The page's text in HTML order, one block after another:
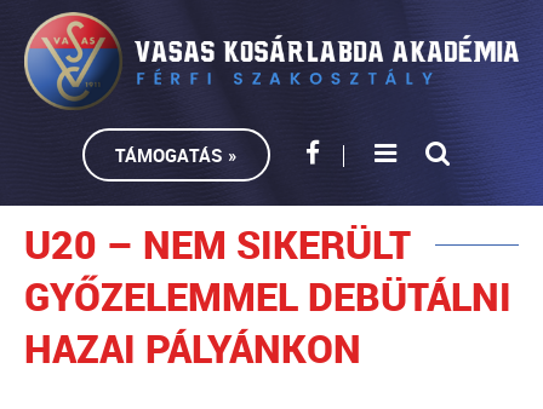
TÁMOGATÁS »
U20 – NEM SIKERÜLT
GYŐZELEMMEL DEBÜTÁLNI
HAZAI PÁLYÁNKON